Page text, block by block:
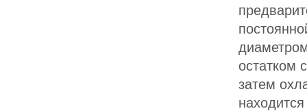
остатком
затем